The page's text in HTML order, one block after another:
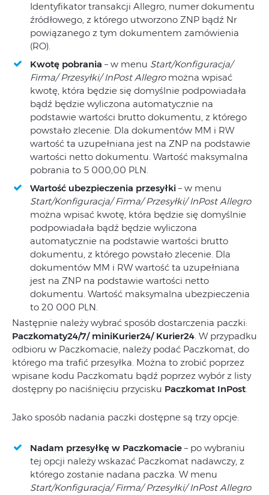
Identyfikator transakcji Allegro, numer dokumentu
źródłowego, z którego utworzono ZNP bądź Nr
powiązanego z tym dokumentem zamówienia
(RO).
Kwotę pobrania – w menu Start/Konfiguracja/
Firma/ Przesyłki/ InPost Allegro można wpisać
kwotę, która będzie się domyślnie podpowiadała
bądź będzie wyliczona automatycznie na
podstawie wartości brutto dokumentu, z którego
powstało zlecenie. Dla dokumentów MM i RW
wartość ta uzupełniana jest na ZNP na podstawie
wartości netto dokumentu. Wartość maksymalna
pobrania to 5 000,00 PLN.
Wartość ubezpieczenia przesyłki – w menu
Start/Konfiguracja/ Firma/ Przesyłki/ InPost Allegro
można wpisać kwotę, która będzie się domyślnie
podpowiadała bądź będzie wyliczona
automatycznie na podstawie wartości brutto
dokumentu, z którego powstało zlecenie. Dla
dokumentów MM i RW wartość ta uzupełniana
jest na ZNP na podstawie wartości netto
dokumentu. Wartość maksymalna ubezpieczenia
to 20 000 PLN.
Następnie należy wybrać sposób dostarczenia paczki:
Paczkomaty24/7/ miniKurier24/ Kurier24. W przypadku
odbioru w Paczkomacie, należy podać Paczkomat, do
którego ma trafić przesyłka. Można to zrobić poprzez
wpisane kodu Paczkomatu bądź poprzez wybór z listy
dostępny po naciśnięciu przycisku Paczkomat InPost.
Jako sposób nadania paczki dostępne są trzy opcje:
Nadam przesyłkę w Paczkomacie – po wybraniu
tej opcji należy wskazać Paczkomat nadawczy, z
którego zostanie nadana paczka. W menu
Start/Konfiguracja/ Firma/ Przesyłki/ InPost Allegro